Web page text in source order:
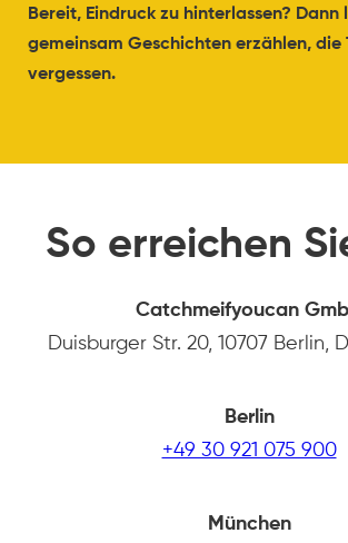
Bereit, Eindruck zu hinterlassen? Dann
gemeinsam Geschichten erzählen, die
vergessen.
So erreichen
Catchmeifyoucan
Duisburger Str. 20, 10707 Berlin,
Berlin
+49 30 921 075 900
München